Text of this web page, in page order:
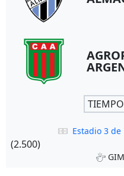
Estadio 3 de
(2.500)